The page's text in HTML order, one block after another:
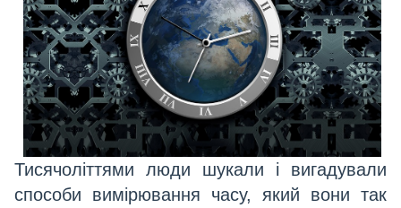
Тисячоліттями люди шукали і вигадували
способи вимірювання часу, який вони так